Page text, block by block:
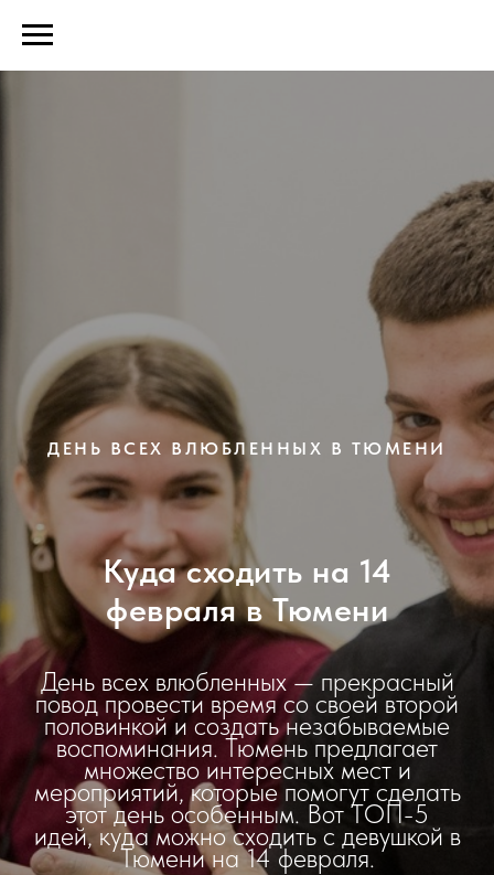
ДЕНЬ ВСЕХ ВЛЮБЛЕННЫХ В ТЮМЕНИ
Куда сходить на 14
февраля в Тюмени
День всех влюбленных — прекрасный
повод провести время со своей второй
половинкой и создать незабываемые
воспоминания. Тюмень предлагает
множество интересных мест и
мероприятий, которые помогут сделать
этот день особенным. Вот ТОП-5
идей, куда можно сходить с девушкой в
Тюмени на 14 февраля.